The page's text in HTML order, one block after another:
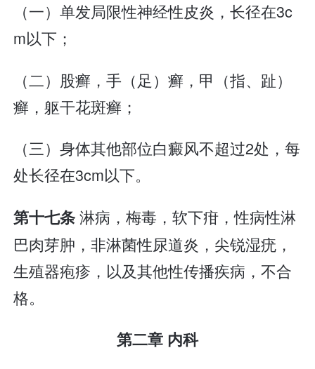
（一）单发局限性神经性皮炎，长径在3c
m以下；
（二）股癣，手（足）癣，甲（指、趾）
癣，躯干花斑癣；
（三）身体其他部位白癜风不超过2处，每
处长径在3cm以下。
第十七条淋病，梅毒，软下疳，性病性淋
巴肉芽肿，非淋菌性尿道炎，尖锐湿疣，
生殖器疱疹，以及其他性传播疾病，不合
格。
第二章 内科